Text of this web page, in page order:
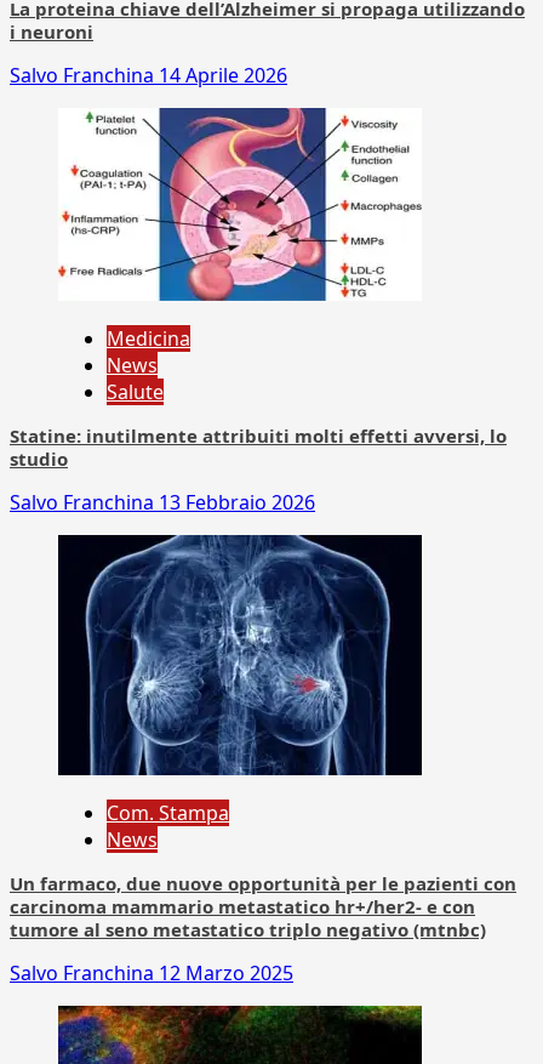
La proteina chiave dell’Alzheimer si propaga utilizzando
i neuroni
Salvo Franchina 14 Aprile 2026
Medicina
News
Salute
Statine: inutilmente attribuiti molti effetti avversi, lo
studio
Salvo Franchina 13 Febbraio 2026
Com. Stampa
News
Un farmaco, due nuove opportunità per le pazienti con
carcinoma mammario metastatico hr+/her2- e con
tumore al seno metastatico triplo negativo (mtnbc)
Salvo Franchina 12 Marzo 2025